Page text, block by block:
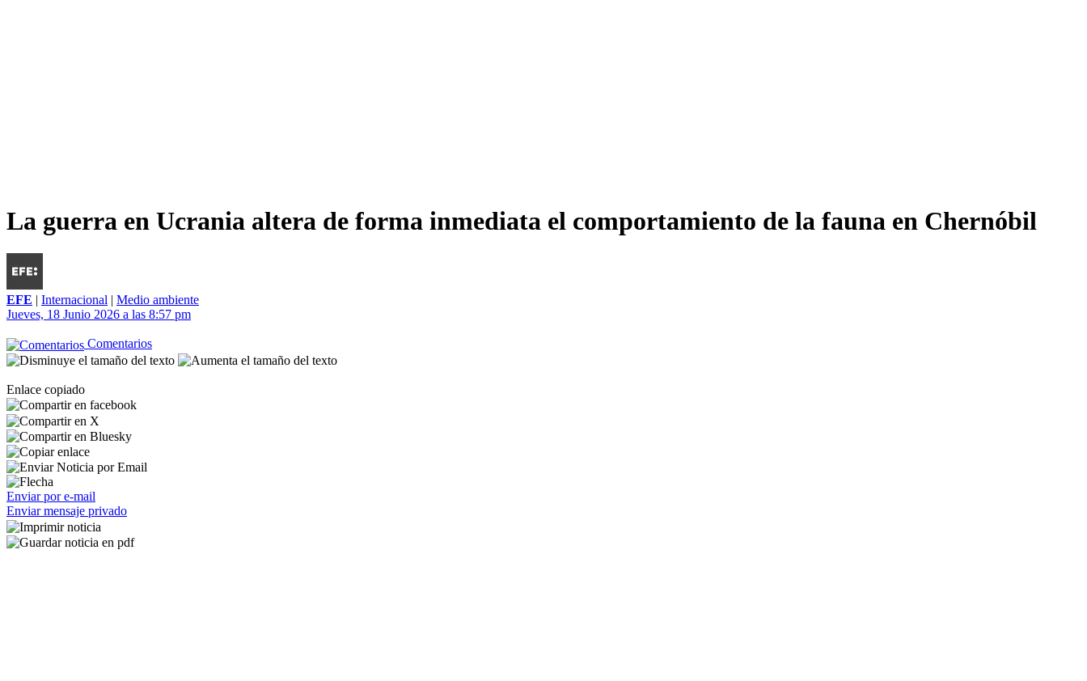
La guerra en Ucrania altera de forma inmediata el comportamiento de la fauna en Chernóbil
EFE | Internacional | Medio ambiente
Jueves, 18 Junio 2026 a las 8:57 pm
Comentarios
Enlace copiado
Enviar por e-mail
Enviar mensaje privado